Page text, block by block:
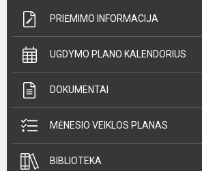
PRIĖMIMO INFORMACIJA
UGDYMO PLANO KALENDORIUS
DOKUMENTAI
MĖNESIO VEIKLOS PLANAS
BIBLIOTEKA